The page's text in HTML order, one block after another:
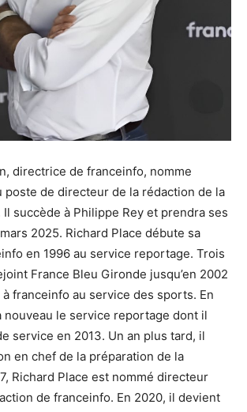
directrice de franceinfo, nomme
poste de directeur de la rédaction de la
succède à Philippe Rey et prendra ses
2025. Richard Place débute sa
en 1996 au service reportage. Trois
France Bleu Gironde jusqu’en 2002
franceinfo au service des sports. En
nouveau le service reportage dont il
service en 2013. Un an plus tard, il
en chef de la préparation de la
Richard Place est nommé directeur
de franceinfo. En 2020, il devient